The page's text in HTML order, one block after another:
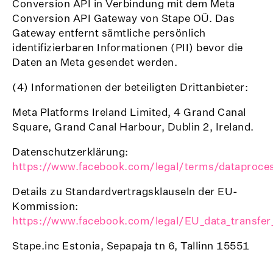
Conversion API in Verbindung mit dem Meta
Conversion API Gateway von Stape OÜ. Das
Gateway entfernt sämtliche persönlich
identifizierbaren Informationen (PII) bevor die
Daten an Meta gesendet werden.
(4) Informationen der beteiligten Drittanbieter:
Meta Platforms Ireland Limited, 4 Grand Canal
Square, Grand Canal Harbour, Dublin 2, Ireland.
Datenschutzerklärung:
https://www.facebook.com/legal/terms/
Details zu Standardvertragsklauseln der EU-
Kommission:
https://www.facebook.com/legal/
Stape.inc Estonia, Sepapaja tn 6, Tallinn 15551